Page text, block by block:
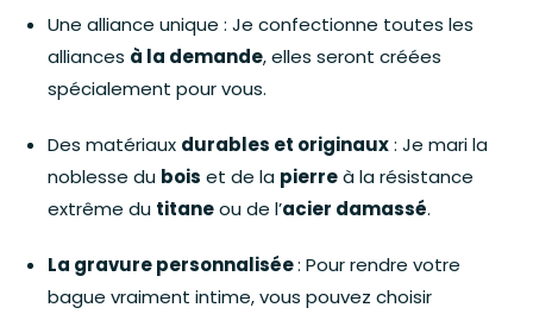
Une alliance unique : Je confectionne toutes les
alliances à la demande, elles seront créées
spécialement pour vous.
Des matériaux durables et originaux: Je mari la
noblesse du bois et de la pierreà la résistance
extrême du titaneou de l’acier damassé.
La gravure personnalisée: Pour rendre votre
bague vraiment intime, vous pouvez choisir